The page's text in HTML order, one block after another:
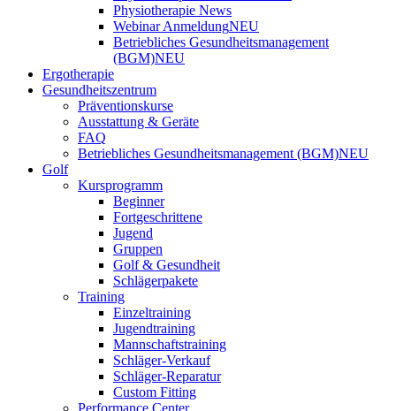
Physiotherapie News
Webinar AnmeldungNEU
Betriebliches Gesundheitsmanagement
(BGM)NEU
Ergotherapie
Gesundheitszentrum
Präventionskurse
Ausstattung & Geräte
FAQ
Betriebliches Gesundheitsmanagement (BGM)NEU
Golf
Kursprogramm
Beginner
Fortgeschrittene
Jugend
Gruppen
Golf & Gesundheit
Schlägerpakete
Training
Einzeltraining
Jugendtraining
Mannschaftstraining
Schläger-Verkauf
Schläger-Reparatur
Custom Fitting
Performance Center